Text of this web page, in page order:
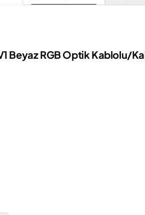
Beyaz RGB Optik Kablolu/